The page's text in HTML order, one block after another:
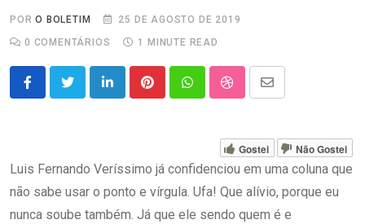
PORO BOLETIM
25 DE AGOSTO DE 2019
0 COMENTÁRIOS 1 MINUTE READ
LinkedInPinterestWhatsappStumbleUpon
Share
Email
Gostei Não Gostei
Luis Fernando Veríssimo já confidenciou em uma coluna que
não sabe usar o ponto e vírgula. Ufa! Que alívio, porque eu
nunca soube também. Já que ele sendo quem é e